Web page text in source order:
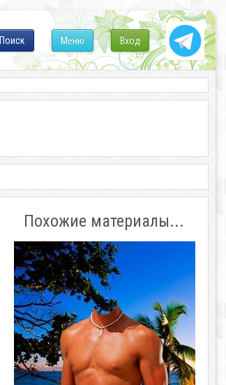
Вход
Меню
Поиск
Похожие материалы...